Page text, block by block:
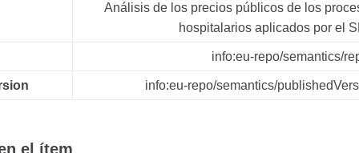
Análisis de los precios públicos de los
hospitalarios aplicados por el
info:eu-repo/semantics/
info:eu-repo/semantics/
el ítem